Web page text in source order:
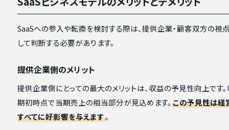
SaaSへの参入や転換を検討する際は、提供企業・顧客双方の視
して判断する必要があります。
提供企業側のメリット
提供企業側にとっての最大のメリットは、収益の予見性向上です
期初時点で当期売上の相当部分が見込めます。 この予見性は経
すべてに好影響を与えます。